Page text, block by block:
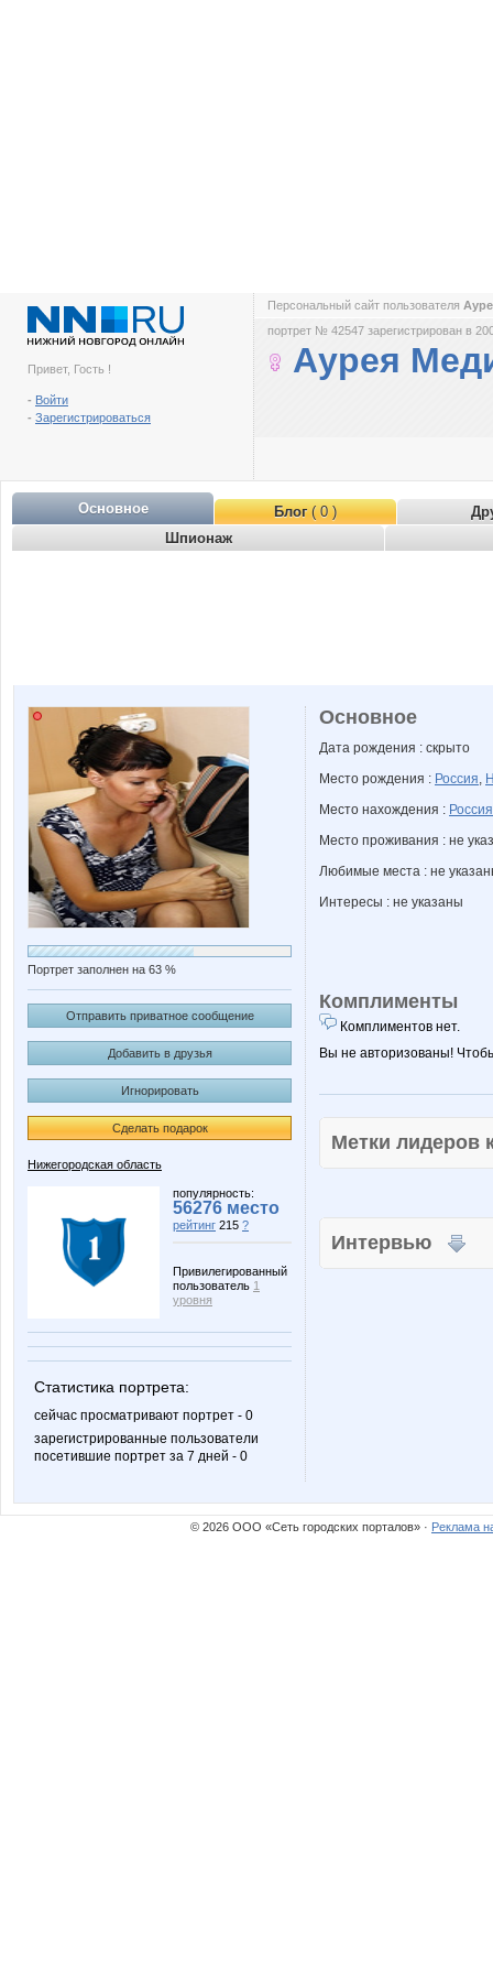
Привет, Гость !
- Войти
- Зарегистрироваться
Персональный сайт пользователя
портрет № 42547 зарегистрирован в
Аурея
Основное Блог( 0 )
Шпионаж
Портрет заполнен на 63 %
Отправить приватное сообщение
Добавить в друзья
Игнорировать
Сделать подарок
Нижегородская область
популярность:
56276 место
рейтинг 215 ?
Привилегированный
пользователь 1
уровня
Статистика портрета:
сейчас просматривают портрет - 0
зарегистрированные пользователи
посетившие портрет за 7 дней - 0
Основное
Дата рождения : скрыто
Место рождения : Россия,
Место нахождения : Россия
Место проживания : не
Любимые места : не
Интересы : не указаны
Комплименты
Комплиментов нет.
Вы не авторизованы!
Метки
Интервью
© 2026 ООО «Сеть городских порталов» · Реклама